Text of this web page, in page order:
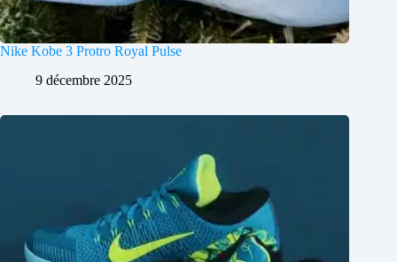
Nike Kobe 3 Protro Royal Pulse
9 décembre 2025